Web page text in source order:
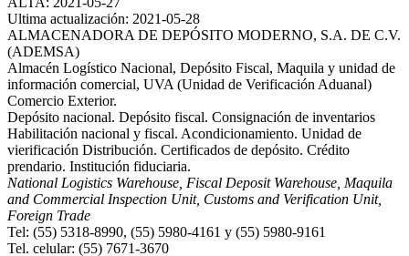
Ultima actualización: 2021-05-28
ALMACENADORA DE DEPÓSITO MODERNO, S.A. DE C.V.
(ADEMSA)
Almacén Logístico Nacional, Depósito Fiscal, Maquila y unidad de
información comercial, UVA (Unidad de Verificación Aduanal)
Comercio Exterior.
Depósito nacional. Depósito fiscal. Consignación de inventarios
Habilitación nacional y fiscal. Acondicionamiento. Unidad de
vierificación Distribución. Certificados de depósito. Crédito
prendario. Institución fiduciaria.
National Logistics Warehouse, Fiscal Deposit Warehouse, Maquila
and Commercial Inspection Unit, Customs and Verification Unit,
Foreign Trade
Tel: (55) 5318-8990, (55) 5980-4161 y (55) 5980-9161
Tel. celular: (55) 7671-3670